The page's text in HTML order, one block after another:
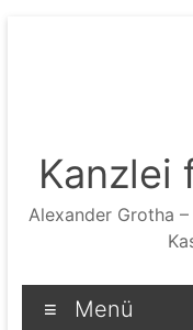
Kanzlei
Alexander Grotha
Menü